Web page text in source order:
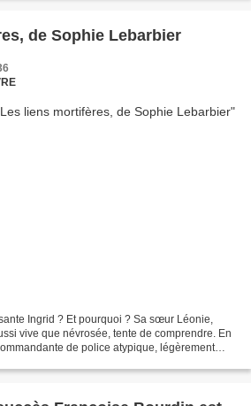
de Sophie Lebarbier
Ingrid ? Et pourquoi ? Sa sœur Léonie,
vive que névrosée, tente de comprendre. En
de police atypique, légèrement